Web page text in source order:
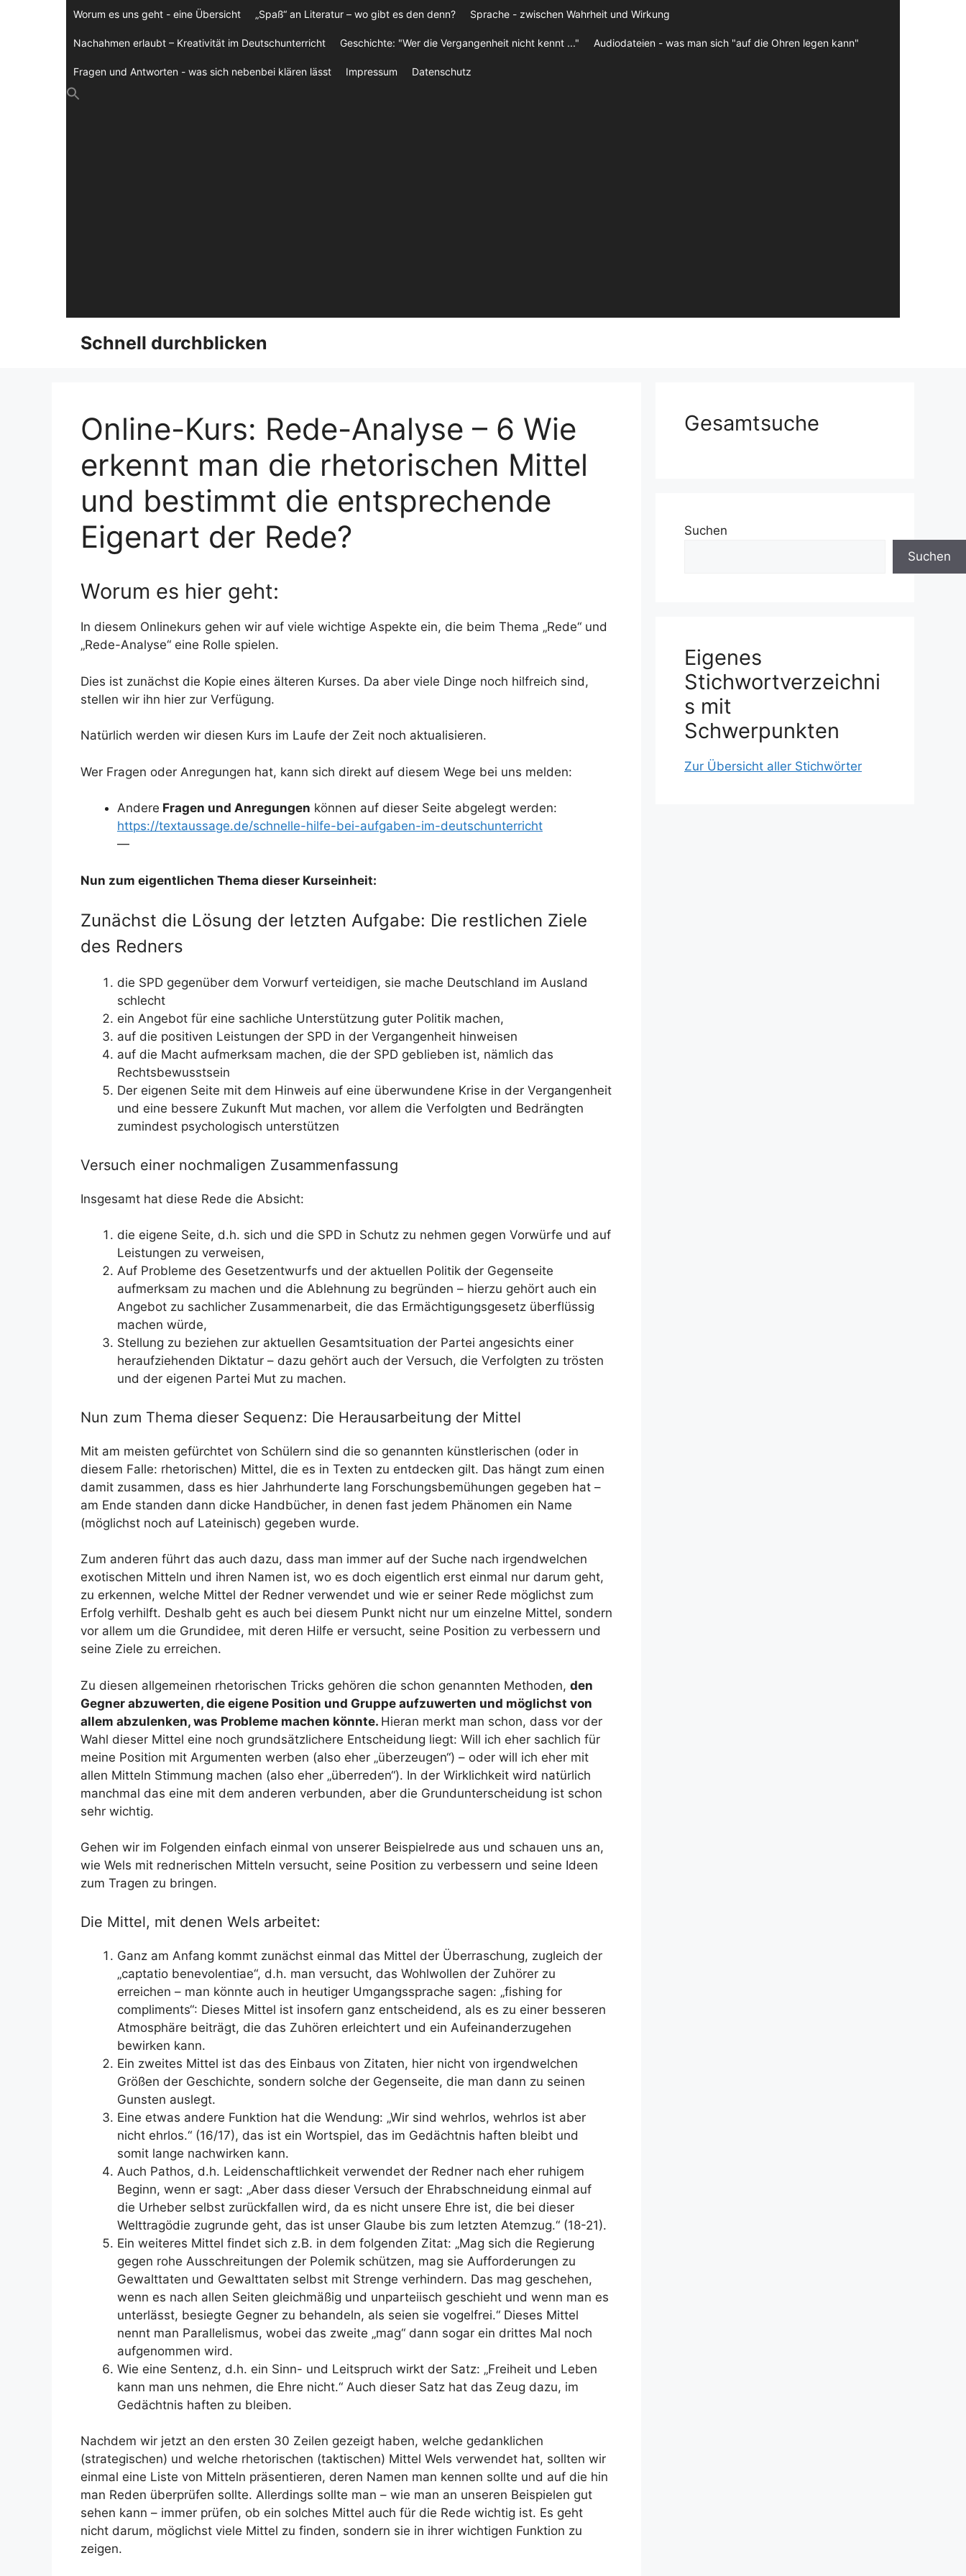
Worum es uns geht - eine Übersicht „Spaß“ an Literatur – wo gibt es den denn? Sprache - zwischen Wahrheit und Wirkung
Nachahmen erlaubt – Kreativität im Deutschunterricht Geschichte: "Wer die Vergangenheit nicht kennt ..." Audiodateien - was man sich "auf die Ohren legen kann"
Fragen und Antworten - was sich nebenbei klären lässt Impressum Datenschutz
Schnell durchblicken
Online-Kurs: Rede-Analyse – 6 Wie
erkennt man die rhetorischen Mittel
und bestimmt die entsprechende
Eigenart der Rede?
Worum es hier geht:
In diesem Onlinekurs gehen wir auf viele wichtige Aspekte ein, die beim Thema „Rede“ und
„Rede-Analyse“ eine Rolle spielen.
Dies ist zunächst die Kopie eines älteren Kurses. Da aber viele Dinge noch hilfreich sind,
stellen wir ihn hier zur Verfügung.
Natürlich werden wir diesen Kurs im Laufe der Zeit noch aktualisieren.
Wer Fragen oder Anregungen hat, kann sich direkt auf diesem Wege bei uns melden:
Andere Fragen und Anregungen können auf dieser Seite abgelegt werden:
https://textaussage.de/schnelle-hilfe-bei-aufgaben-im-deutschunterricht
—
Nun zum eigentlichen Thema dieser Kurseinheit:
Zunächst die Lösung der letzten Aufgabe: Die restlichen Ziele
des Redners
die SPD gegenüber dem Vorwurf verteidigen, sie mache Deutschland im Ausland
schlecht
ein Angebot für eine sachliche Unterstützung guter Politik machen,
auf die positiven Leistungen der SPD in der Vergangenheit hinweisen
auf die Macht aufmerksam machen, die der SPD geblieben ist, nämlich das
Rechtsbewusstsein
Der eigenen Seite mit dem Hinweis auf eine überwundene Krise in der Vergangenheit
und eine bessere Zukunft Mut machen, vor allem die Verfolgten und Bedrängten
zumindest psychologisch unterstützen
Versuch einer nochmaligen Zusammenfassung
Insgesamt hat diese Rede die Absicht:
die eigene Seite, d.h. sich und die SPD in Schutz zu nehmen gegen Vorwürfe und auf
Leistungen zu verweisen,
Auf Probleme des Gesetzentwurfs und der aktuellen Politik der Gegenseite
aufmerksam zu machen und die Ablehnung zu begründen – hierzu gehört auch ein
Angebot zu sachlicher Zusammenarbeit, die das Ermächtigungsgesetz überflüssig
machen würde,
Stellung zu beziehen zur aktuellen Gesamtsituation der Partei angesichts einer
heraufziehenden Diktatur – dazu gehört auch der Versuch, die Verfolgten zu trösten
und der eigenen Partei Mut zu machen.
Nun zum Thema dieser Sequenz: Die Herausarbeitung der Mittel
Mit am meisten gefürchtet von Schülern sind die so genannten künstlerischen (oder in
diesem Falle: rhetorischen) Mittel, die es in Texten zu entdecken gilt. Das hängt zum einen
damit zusammen, dass es hier Jahrhunderte lang Forschungsbemühungen gegeben hat –
am Ende standen dann dicke Handbücher, in denen fast jedem Phänomen ein Name
(möglichst noch auf Lateinisch) gegeben wurde.
Zum anderen führt das auch dazu, dass man immer auf der Suche nach irgendwelchen
exotischen Mitteln und ihren Namen ist, wo es doch eigentlich erst einmal nur darum geht,
zu erkennen, welche Mittel der Redner verwendet und wie er seiner Rede möglichst zum
Erfolg verhilft. Deshalb geht es auch bei diesem Punkt nicht nur um einzelne Mittel, sondern
vor allem um die Grundidee, mit deren Hilfe er versucht, seine Position zu verbessern und
seine Ziele zu erreichen.
Zu diesen allgemeinen rhetorischen Tricks gehören die schon genannten Methoden, den
Gegner abzuwerten, die eigene Position und Gruppe aufzuwerten und möglichst von
allem abzulenken, was Probleme machen könnte. Hieran merkt man schon, dass vor der
Wahl dieser Mittel eine noch grundsätzlichere Entscheidung liegt: Will ich eher sachlich für
meine Position mit Argumenten werben (also eher „überzeugen“) – oder will ich eher mit
allen Mitteln Stimmung machen (also eher „überreden“). In der Wirklichkeit wird natürlich
manchmal das eine mit dem anderen verbunden, aber die Grundunterscheidung ist schon
sehr wichtig.
Gehen wir im Folgenden einfach einmal von unserer Beispielrede aus und schauen uns an,
wie Wels mit rednerischen Mitteln versucht, seine Position zu verbessern und seine Ideen
zum Tragen zu bringen.
Die Mittel, mit denen Wels arbeitet:
Ganz am Anfang kommt zunächst einmal das Mittel der Überraschung, zugleich der
„captatio benevolentiae“, d.h. man versucht, das Wohlwollen der Zuhörer zu
erreichen – man könnte auch in heutiger Umgangssprache sagen: „fishing for
compliments“: Dieses Mittel ist insofern ganz entscheidend, als es zu einer besseren
Atmosphäre beiträgt, die das Zuhören erleichtert und ein Aufeinanderzugehen
bewirken kann.
Ein zweites Mittel ist das des Einbaus von Zitaten, hier nicht von irgendwelchen
Größen der Geschichte, sondern solche der Gegenseite, die man dann zu seinen
Gunsten auslegt.
Eine etwas andere Funktion hat die Wendung: „Wir sind wehrlos, wehrlos ist aber
nicht ehrlos.“ (16/17), das ist ein Wortspiel, das im Gedächtnis haften bleibt und
somit lange nachwirken kann.
Auch Pathos, d.h. Leidenschaftlichkeit verwendet der Redner nach eher ruhigem
Beginn, wenn er sagt: „Aber dass dieser Versuch der Ehrabschneidung einmal auf
die Urheber selbst zurückfallen wird, da es nicht unsere Ehre ist, die bei dieser
Welttragödie zugrunde geht, das ist unser Glaube bis zum letzten Atemzug.“ (18-21).
Ein weiteres Mittel findet sich z.B. in dem folgenden Zitat: „Mag sich die Regierung
gegen rohe Ausschreitungen der Polemik schützen, mag sie Aufforderungen zu
Gewalttaten und Ge­walttaten selbst mit Strenge verhindern. Das mag geschehen,
wenn es nach allen Seiten gleichmäßig und unparteiisch geschieht und wenn man es
unterlässt, besiegte Gegner zu behandeln, als seien sie vogelfrei.“ Dieses Mittel
nennt man Parallelismus, wobei das zweite „mag“ dann sogar ein drittes Mal noch
aufgenommen wird.
Wie eine Sentenz, d.h. ein Sinn- und Leitspruch wirkt der Satz: „Freiheit und Leben
kann man uns nehmen, die Ehre nicht.“ Auch dieser Satz hat das Zeug dazu, im
Gedächtnis haften zu bleiben.
Nachdem wir jetzt an den ersten 30 Zeilen gezeigt haben, welche gedanklichen
(strategischen) und welche rhetorischen (taktischen) Mittel Wels verwendet hat, sollten wir
einmal eine Liste von Mitteln präsentieren, deren Namen man kennen sollte und auf die hin
man Reden überprüfen sollte. Allerdings sollte man – wie man an unseren Beispielen gut
sehen kann – immer prüfen, ob ein solches Mittel auch für die Rede wichtig ist. Es geht
nicht darum, möglichst viele Mittel zu finden, sondern sie in ihrer wichtigen Funktion zu
zeigen.
Gesamtsuche
Suchen
Suchen
Eigenes
Stichwortverzeichni
s mit
Schwerpunkten
Zur Übersicht aller Stichwörter